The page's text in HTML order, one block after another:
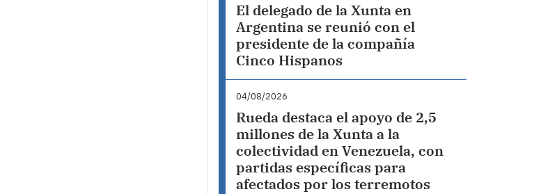
El delegado de la Xunta en
Argentina se reunió con el
presidente de la compañía
Cinco Hispanos
04/08/2026
Rueda destaca el apoyo de 2,5
millones de la Xunta a la
colectividad en Venezuela, con
partidas específicas para
afectados por los terremotos